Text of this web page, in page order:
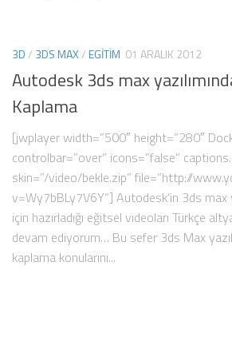
3D/ 3DS MAX/EGITIM 01 ARALIK 2012
Autodesk 3ds max
Kaplama
[jwplayer width=”500″ height=”280″
controlbar=”over” icons=”false”
skin=”/video/bekle.zip” file=”http://
v=Wy7bBLy7V6Y”] Autodesk’in 3ds max
için hazırladığı eğitsel videoları Türkçe
devam ediyorum… Bu sefer 3ds Max
kaplama konularını...